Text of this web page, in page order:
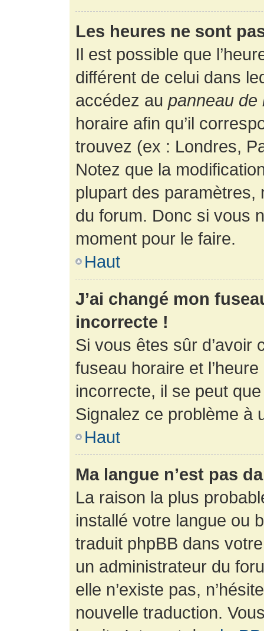
Les heures ne sont
Il est possible que
différent de celui dans
accédez au panneau de
horaire afin qu’il
trouvez (ex : Londres,
Notez que la
plupart des paramètres,
du forum. Donc si vous
moment pour le faire.
Haut
J’ai changé mon
incorrecte !
Si vous êtes sûr d’avoir
fuseau horaire et
incorrecte, il se peut
Signalez ce problème à
Haut
Ma langue n’est pas
La raison la plus
installé votre langue ou
traduit phpBB dans
un administrateur du
elle n’existe pas,
nouvelle traduction.